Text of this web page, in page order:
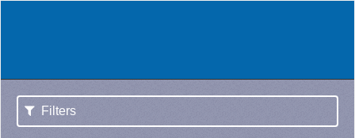
Filters